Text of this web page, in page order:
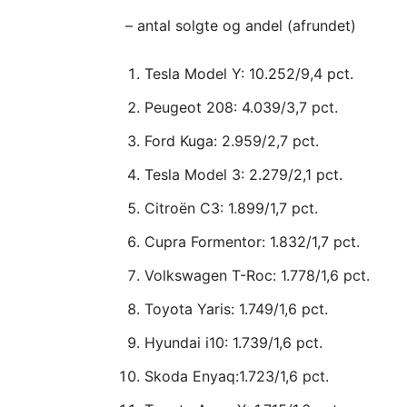
– antal solgte og andel (afrundet)
Tesla Model Y: 10.252/9,4 pct.
Peugeot 208: 4.039/3,7 pct.
Ford Kuga: 2.959/2,7 pct.
Tesla Model 3: 2.279/2,1 pct.
Citroën C3: 1.899/1,7 pct.
Cupra Formentor: 1.832/1,7 pct.
Volkswagen T-Roc: 1.778/1,6 pct.
Toyota Yaris: 1.749/1,6 pct.
Hyundai i10: 1.739/1,6 pct.
Skoda Enyaq:1.723/1,6 pct.